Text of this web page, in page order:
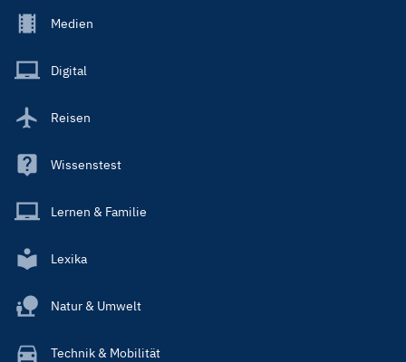
Footer
Main
Medien
Digital
Reisen
Wissenstest
Lernen & Familie
Lexika
Natur & Umwelt
Technik & Mobilität